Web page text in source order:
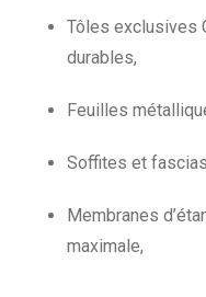
Tôles exclusives
durables,
Feuilles
Soffites et
Membranes
maximale,